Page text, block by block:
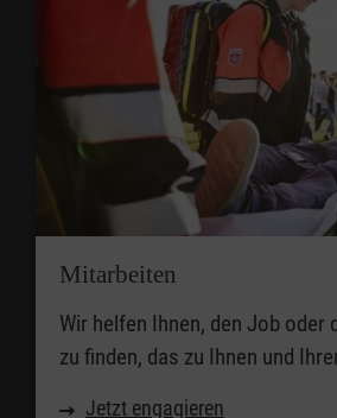
Mitarbeiten
Wir helfen Ihnen, den Job oder
zu finden, das zu Ihnen und
Jetzt engagieren